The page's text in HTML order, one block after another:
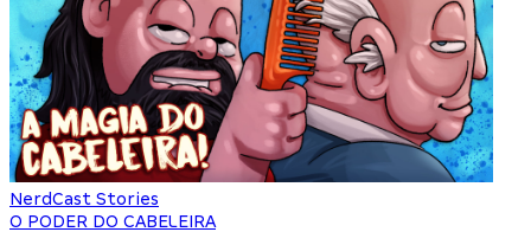
NerdCast Stories
O PODER DO CABELEIRA